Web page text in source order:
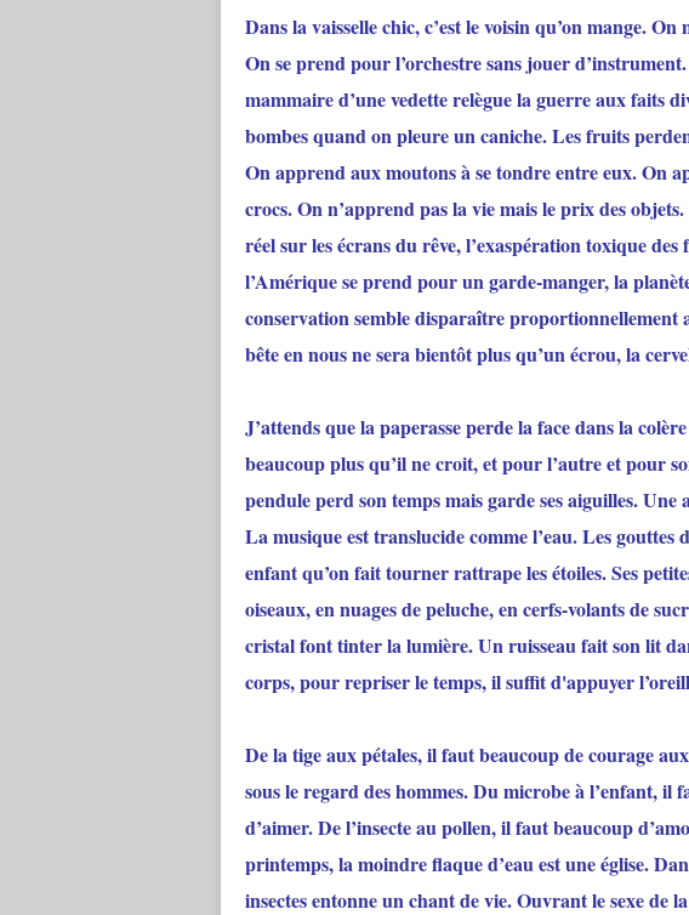
Dans la vaisselle chic, c’est le voisin qu’on mange.
On se prend pour l’orchestre sans jouer
mammaire d’une vedette relègue la guerre aux faits
bombes quand on pleure un caniche. Les fruits
On apprend aux moutons à se tondre entre eux. On
crocs. On n’apprend pas la vie mais le prix des
réel sur les écrans du rêve, l’exaspération toxique
l’Amérique se prend pour un garde-manger, la
conservation semble disparaître proportionnellement
bête en nous ne sera bientôt plus qu’un écrou, la
J’attends que la paperasse perde la face dans la
beaucoup plus qu’il ne croit, et pour l’autre et pour
pendule perd son temps mais garde ses aiguilles. Une
La musique est translucide comme l’eau. Les
enfant qu’on fait tourner rattrape les étoiles. Ses
oiseaux, en nuages de peluche, en cerfs-volants de
cristal font tinter la lumière. Un ruisseau fait son lit
corps, pour repriser le temps, il suffit d'appuyer
De la tige aux pétales, il faut beaucoup de courage
sous le regard des hommes. Du microbe à l’enfant,
d’aimer. De l’insecte au pollen, il faut beaucoup
printemps, la moindre flaque d’eau est une église.
insectes entonne un chant de vie. Ouvrant le sexe de